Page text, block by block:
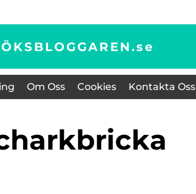
se
Om Oss Cookies Kontakta Oss